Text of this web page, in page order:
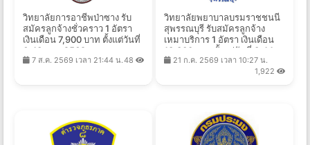
วิทยาลัยการอาชีพป่าซาง รับ
สมัครลูกจ้างชั่วคราว 1 อัตรา
เงินเดือน 7,900 บาท ตั้งแต่วันที่
6-13 ส.ค. 2569
7 ส.ค. 2569 เวลา 21:44 น.48
วิทยาลัยพยาบาลบรมราชชนนี
สุพรรณบุรี รับสมัครลูกจ้าง
เหมาบริการ 1 อัตรา เงินเดือน
13,300 บาท ตั้งแต่วันที่ 3-14
ส.ค. 2569
21 ก.ค. 2569 เวลา 10:27 น.
1,922